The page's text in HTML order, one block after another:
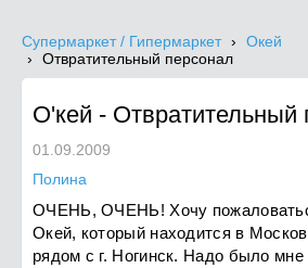
Супермаркет / Гипермаркет
Окей
Отвратительный персонал
O'кей - Отвратительный
01.09.2009
Полина
ОЧЕНЬ, ОЧЕНЬ! Хочу
Окей, который находится в
рядом с г. Ногинск. Надо было мне